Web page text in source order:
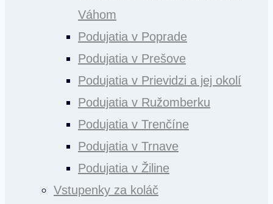
Váhom
Podujatia v Poprade
Podujatia v Prešove
Podujatia v Prievidzi a jej okolí
Podujatia v Ružomberku
Podujatia v Trenčíne
Podujatia v Trnave
Podujatia v Žiline
Vstupenky za koláč